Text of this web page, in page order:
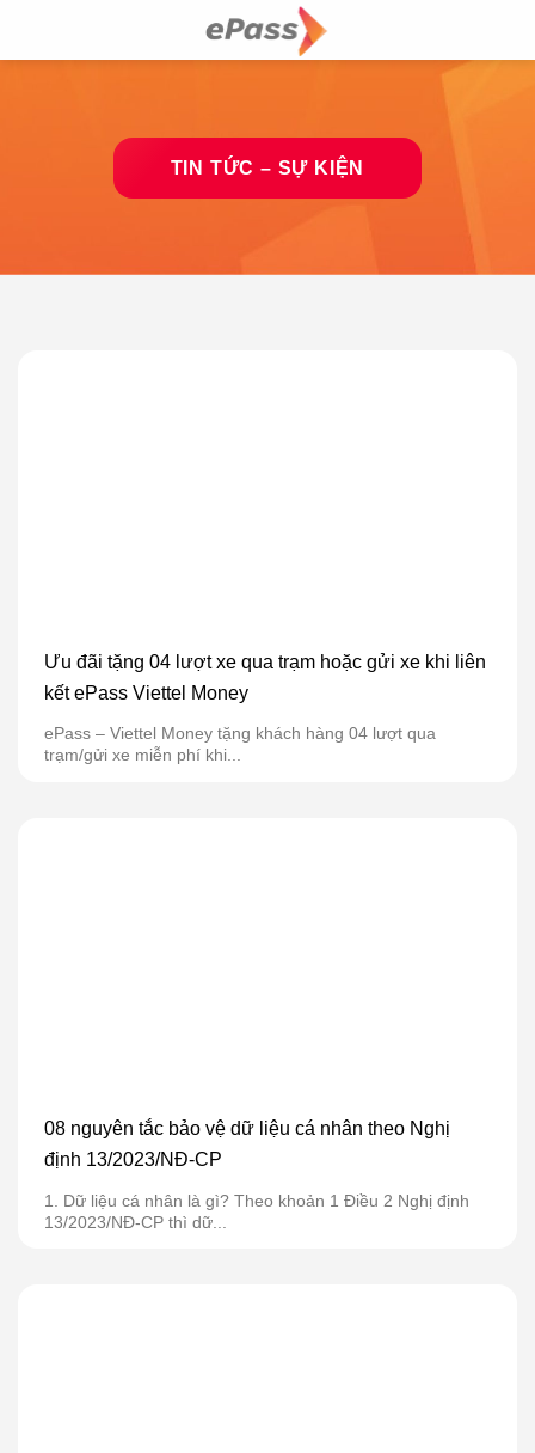
TIN TỨC – SỰ KIỆN
Ưu đãi tặng 04 lượt xe qua trạm hoặc gửi xe khi liên
kết ePass Viettel Money
ePass – Viettel Money tặng khách hàng 04 lượt qua
trạm/gửi xe miễn phí khi...
08 nguyên tắc bảo vệ dữ liệu cá nhân theo Nghị
định 13/2023/NĐ-CP
1. Dữ liệu cá nhân là gì? Theo khoản 1 Điều 2 Nghị định
13/2023/NĐ-CP thì dữ...